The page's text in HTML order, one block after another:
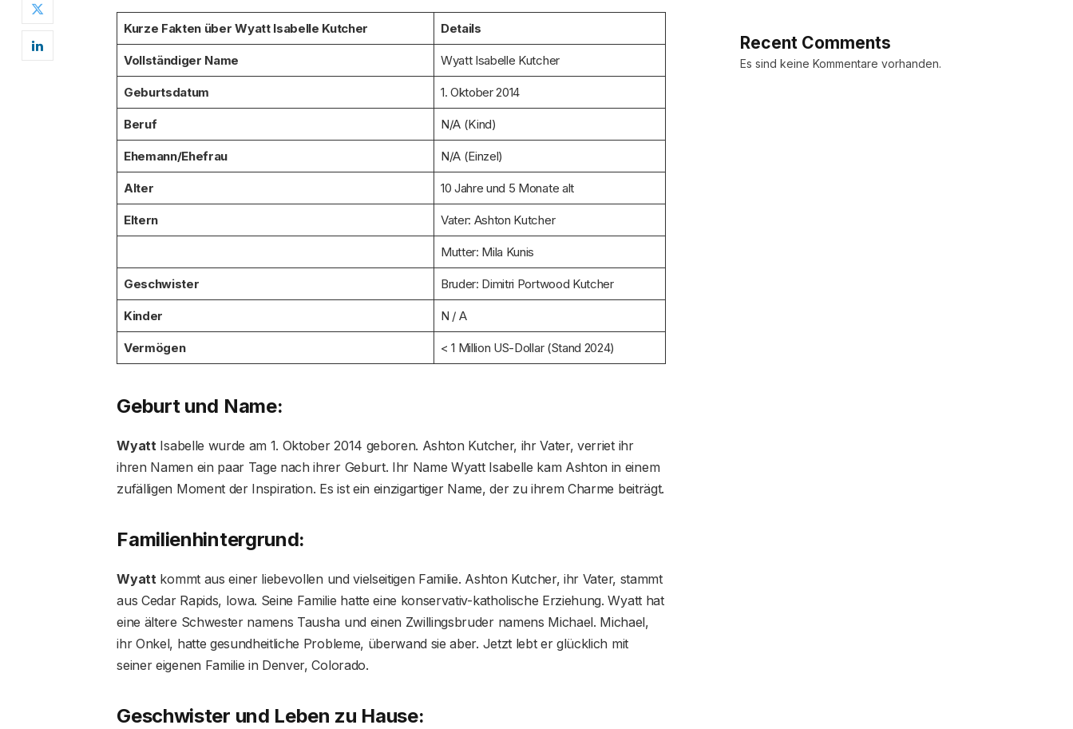
Kurze Fakten über Wyatt Isabelle Kutcher Details
Vollständiger Name Wyatt Isabelle Kutcher
Geburtsdatum 1. Oktober 2014
Beruf N/A (Kind)
Ehemann/Ehefrau N/A (Einzel)
Alter 10 Jahre und 5 Monate alt
Eltern Vater: Ashton Kutcher
Mutter: Mila Kunis
Geschwister Bruder: Dimitri Portwood Kutcher
Kinder N / A
Vermögen < 1 Million US-Dollar (Stand 2024)
Geburt und Name:
Wyatt Isabelle wurde am 1. Oktober 2014 geboren. Ashton Kutcher, ihr Vater, verriet ihr
ihren Namen ein paar Tage nach ihrer Geburt. Ihr Name Wyatt Isabelle kam Ashton in einem
zufälligen Moment der Inspiration. Es ist ein einzigartiger Name, der zu ihrem Charme beiträgt.
Familienhintergrund:
Wyatt kommt aus einer liebevollen und vielseitigen Familie. Ashton Kutcher, ihr Vater, stammt
aus Cedar Rapids, Iowa. Seine Familie hatte eine konservativ-katholische Erziehung. Wyatt hat
eine ältere Schwester namens Tausha und einen Zwillingsbruder namens Michael. Michael,
ihr Onkel, hatte gesundheitliche Probleme, überwand sie aber. Jetzt lebt er glücklich mit
seiner eigenen Familie in Denver, Colorado.
Geschwister und Leben zu Hause:
Recent Comments
Es sind keine Kommentare vorhanden.